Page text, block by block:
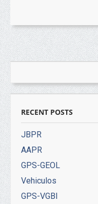
RECENT POSTS
JBPR
AAPR
GPS-GEOL
Vehiculos
GPS-VGBI